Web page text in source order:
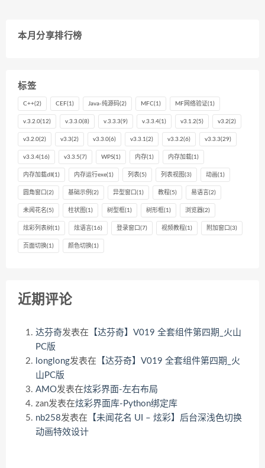
本月分享排行榜
标签
C++(2) CEF(1) Java-纯源码(2) MFC(1) MF网络验证(1)
v.3.2.0(12) v.3.3.0(8) v.3.3.3(9) v.3.3.4(1) v3.1.2(5) v3.2(2)
v3.2.0(2) v3.3(2) v3.3.0(6) v3.3.1 (2) v3.3.2(6) v3.3.3(29)
v3.3.4(16) v3.3.5(7) WPS(1) 内存(1) 内存加载(1)
内存加载dll (1) 内存运行exe(1) 列表(5) 列表视图 (3) 动画(1)
圆角窗口 (2) 基础示例 (2) 异型窗口 (1) 教程(5) 易语言 (2)
未闻花名(5) 柱状图 (1) 树型框(1) 树形框(1) 浏览器(2)
炫彩列表树(1) 炫语言 (16) 登录窗口 (7) 视频教程(1) 附加窗口 (3)
页面切换(1) 颜色切换(1)
近期评论
达芬奇发表在 【达芬奇】V019 全套组件第四期_火山
PC版
longlong发表在 【达芬奇】V019 全套组件第四期_火
山PC版
AMO发表在炫彩界面-左右布局
zan发表在炫彩界面库-Python绑定库
nb258发表在 【未闻花名 UI – 炫彩】后台深浅色切换
动画特效设计